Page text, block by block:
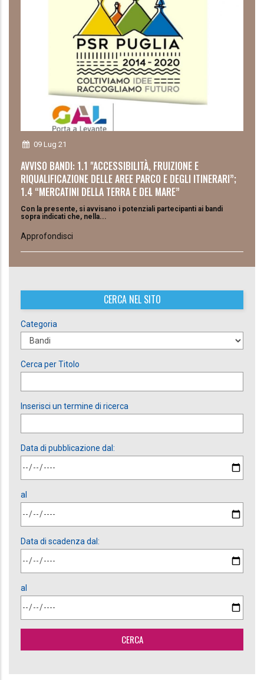
09 Lug 21
AVVISO BANDI: 1.1 "ACCESSIBILITÀ, FRUIZIONE E
RIQUALIFICAZIONE DELLE AREE PARCO E DEGLI ITINERARI”;
1.4 “MERCATINI DELLA TERRA E DEL MARE”
Con la presente, si avvisano i potenziali partecipanti ai bandi
sopra indicati che, nella...
Approfondisci
CERCA NEL SITO
Categoria
Cerca per Titolo
Inserisci un termine di ricerca
Data di pubblicazione dal:
al
Data di scadenza dal:
al